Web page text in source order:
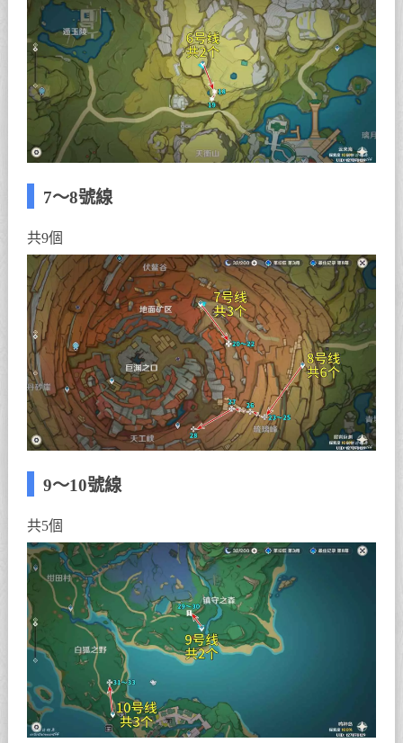
7～8號線
共9個
9～10號線
共5個